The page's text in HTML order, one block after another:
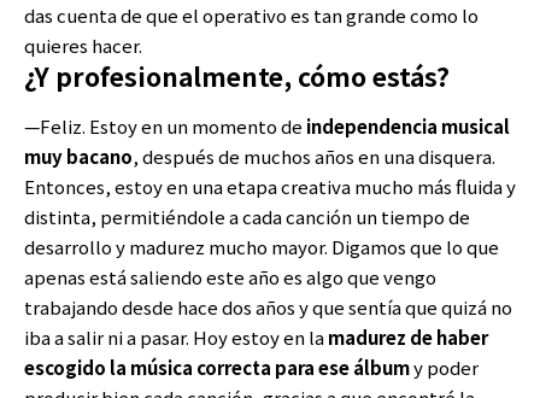
das cuenta de que el operativo es tan grande como lo
quieres hacer.
¿Y profesionalmente, cómo estás?
—Feliz. Estoy en un momento de independencia musical
muy bacano, después de muchos años en una disquera.
Entonces, estoy en una etapa creativa mucho más fluida y
distinta, permitiéndole a cada canción un tiempo de
desarrollo y madurez mucho mayor. Digamos que lo que
apenas está saliendo este año es algo que vengo
trabajando desde hace dos años y que sentía que quizá no
iba a salir ni a pasar. Hoy estoy en lamadurez de haber
escogido la música correcta para ese álbumy poder